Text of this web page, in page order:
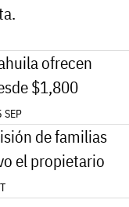
ofrecen
$1,800
SEP
de familias
el propietario